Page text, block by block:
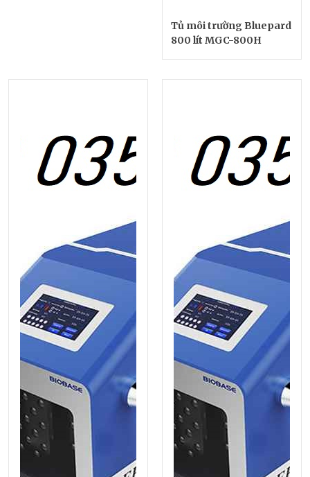
Tủ môi trường Bluepard
800 lít MGC-800H